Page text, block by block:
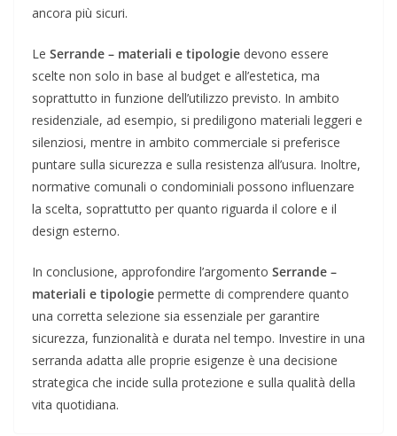
ancora più sicuri.
Le Serrande – materiali e tipologie devono essere
scelte non solo in base al budget e all’estetica, ma
soprattutto in funzione dell’utilizzo previsto. In ambito
residenziale, ad esempio, si prediligono materiali leggeri e
silenziosi, mentre in ambito commerciale si preferisce
puntare sulla sicurezza e sulla resistenza all’usura. Inoltre,
normative comunali o condominiali possono influenzare
la scelta, soprattutto per quanto riguarda il colore e il
design esterno.
In conclusione, approfondire l’argomento Serrande –
materiali e tipologie permette di comprendere quanto
una corretta selezione sia essenziale per garantire
sicurezza, funzionalità e durata nel tempo. Investire in una
serranda adatta alle proprie esigenze è una decisione
strategica che incide sulla protezione e sulla qualità della
vita quotidiana.